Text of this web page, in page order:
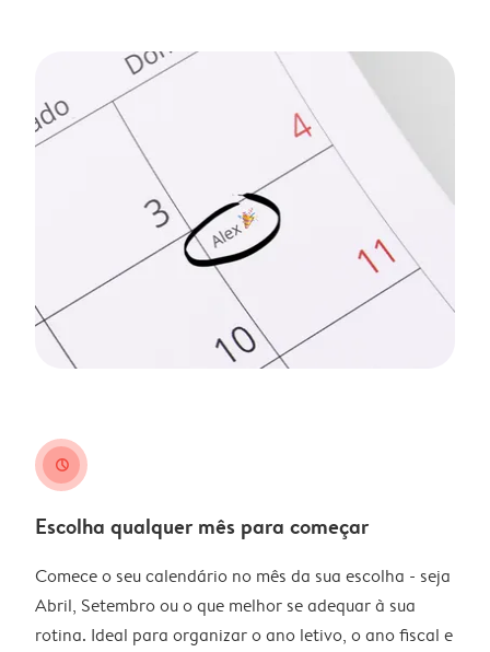
clock
Escolha qualquer mês para começar
Comece o seu calendário no mês da sua escolha - seja
Abril, Setembro ou o que melhor se adequar à sua
rotina. Ideal para organizar o ano letivo, o ano fiscal e